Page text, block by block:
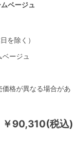
￥90,310(税込)
格が異なる場合があ
を除く）
ージュ
ベージュ